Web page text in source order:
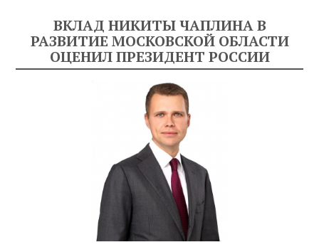
ВКЛАД НИКИТЫ ЧАПЛИНА В
РАЗВИТИЕ МОСКОВСКОЙ ОБЛАСТИ
ОЦЕНИЛ ПРЕЗИДЕНТ РОССИИ